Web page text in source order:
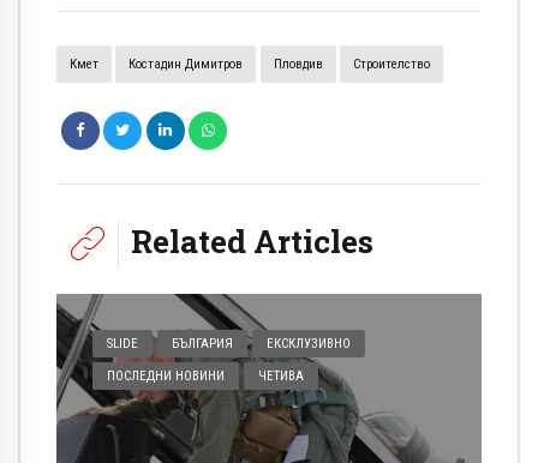
Кмет Костадин Димитров Пловдив Строителство
Related Articles
SLIDE БЪЛГАРИЯ ЕКСКЛУЗИВНО
ПОСЛЕДНИ НОВИНИ ЧЕТИВА